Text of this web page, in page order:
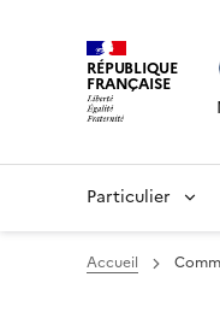
RÉPUBLIQUE
FRANÇAISE
Particulier
Accueil